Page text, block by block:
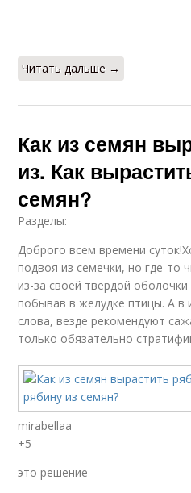
Читать дальше →
Как из семян
из. Как
семян?
Разделы:
Доброго всем времени
подвоя из семечки, но где-то
из-за своей твердой
побывав в желудке птицы. А в
слова, везде рекомендуют
только обязательно
mirabellaa
+5
это решение